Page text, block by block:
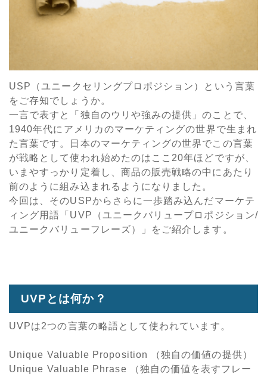
USP（ユニークセリングプロポジション）という言葉
をご存知でしょうか。
一言で表すと「独自のウリや強みの提供」のことで、
1940年代にアメリカのマーケティングの世界で生まれ
た言葉です。日本のマーケティングの世界でこの言葉
が戦略として使われ始めたのはここ20年ほどですが、
いまやすっかり定着し、商品の販売戦略の中にあたり
前のように組み込まれるようになりました。
今回は、そのUSPからさらに一歩踏み込んだマーケテ
ィング用語「UVP（ユニークバリュープロポジション/
ユニークバリューフレーズ）」をご紹介します。
UVPとは何か？
UVPは2つの言葉の略語として使われています。
Unique Valuable Proposition （独自の価値の提供）
Unique Valuable Phrase （独自の価値を表すフレー